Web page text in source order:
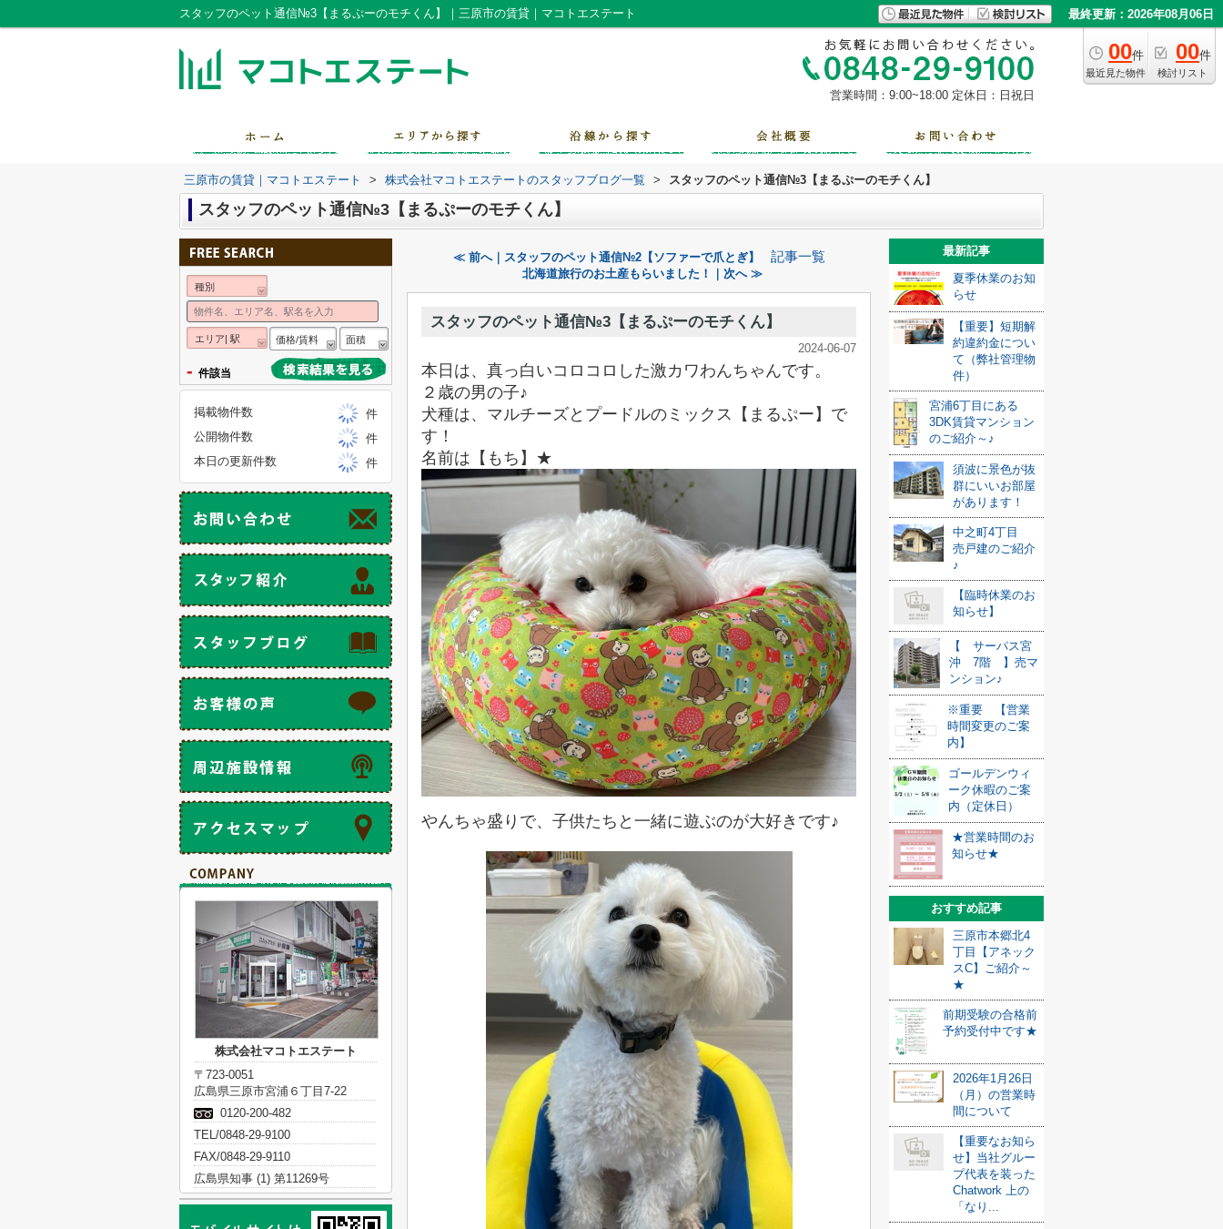
スタッフのペット通信№3【まるぷーのモチくん】｜三原市の賃貸｜マコトエステート 最終更新：2026年08月06日
00件
最近見た物件
00件
検討リスト
営業時間：9:00~18:00 定休日：日祝日
三原市の賃貸｜マコトエステート > 株式会社マコトエステートのスタッフブログ一覧 > スタッフのペット通信№3【まるぷーのモチくん】
スタッフのペット通信№3【まるぷーのモチくん】
≪ 前へ｜スタッフのペット通信№2【ソファーで爪とぎ】 記事一覧
北海道旅行のお土産もらいました！｜次へ ≫
スタッフのペット通信№3【まるぷーのモチくん】
2024-06-07
本日は、真っ白いコロコロした激カワわんちゃんです。
２歳の男の子♪
犬種は、マルチーズとプードルのミックス【まるぷー】で
す！
名前は【もち】★
やんちゃ盛りで、子供たちと一緒に遊ぶのが大好きです♪
最新記事
夏季休業のお知
らせ
【重要】短期解
約違約金につい
て（弊社管理物
件）
宮浦6丁目にある
3DK賃貸マンション
のご紹介～♪
須波に景色が抜
群にいいお部屋
があります！
中之町4丁目
売戸建のご紹介
♪
【臨時休業のお
知らせ】
【 サーパス宮
沖 7階 】売マ
ンション♪
※重要 【営業
時間変更のご案
内】
ゴールデンウィ
ーク休暇のご案
内（定休日）
★営業時間のお
知らせ★
おすすめ記事
三原市本郷北4
丁目【アネック
スC】ご紹介～
★
前期受験の合格前
予約受付中です★
2026年1月26日
（月）の営業時
間について
【重要なお知ら
せ】当社グルー
プ代表を装った
Chatwork 上の
「なり...
種別
エリア| 駅 価格/賃料 面積
- 件該当
掲載物件数
件
公開物件数
件
本日の更新件数
件
株式会社マコトエステート
〒723-0051
広島県三原市宮浦６丁目7-22
0120-200-482
TEL/0848-29-9100
FAX/0848-29-9110
広島県知事 (1) 第11269号